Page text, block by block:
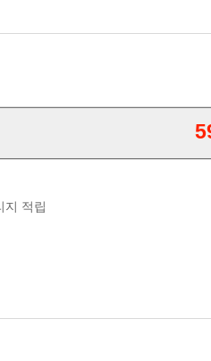
(3만원 이상 구매시)
지 적립